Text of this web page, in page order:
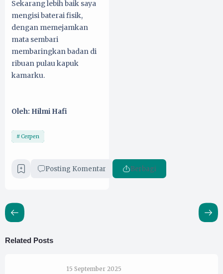
Sekarang lebih baik saya
mengisi baterai fisik,
dengan memejamkan
mata sembari
membaringkan badan di
ribuan pulau kapuk
kamarku.
Oleh: Hilmi Hafi
Cerpen
Posting Komentar Berbagi
Related Posts
15 September 2025